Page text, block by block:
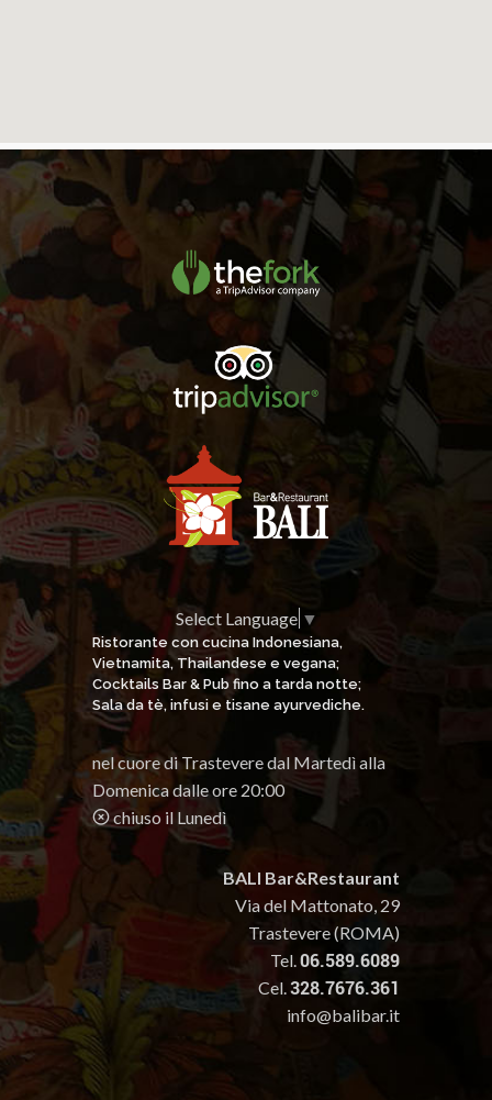
Select Language ▼
Ristorante con cucina Indonesiana,
Vietnamita, Thailandese e vegana;
Cocktails Bar & Pub fino a tarda notte;
Sala da tè, infusi e tisane ayurvediche.
nel cuore di Trastevere dal Martedì alla
Domenica dalle ore 20:00
chiuso il Lunedì
BALI Bar&Restaurant
Via del Mattonato, 29
Trastevere (ROMA)
Tel.06.589.6089
Cel.328.7676.361
info@balibar.it